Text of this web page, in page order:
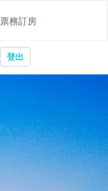
票務訂房
登出